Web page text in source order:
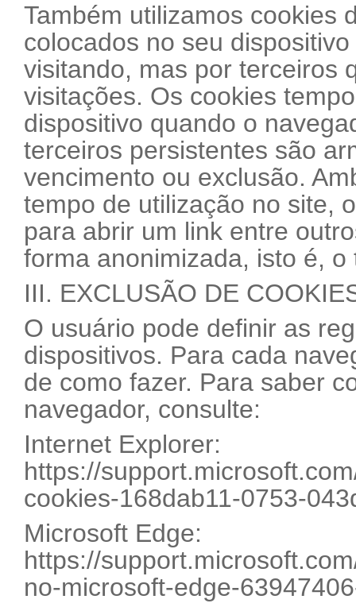
Também utilizamos cookies
colocados no seu
visitando, mas por terceiros
visitações. Os cookies
dispositivo quando o
terceiros persistentes são
vencimento ou exclusão.
tempo de utilização no site,
para abrir um link entre
forma anonimizada, isto é,
III. EXCLUSÃO DE
O usuário pode definir as
dispositivos. Para cada
de como fazer. Para saber
navegador, consulte:
Internet Explorer:
https://
cookies-168dab11-0753-
Microsoft Edge:
https://
no-microsoft-edge-